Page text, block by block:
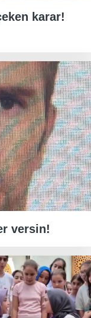
karar!
versin!